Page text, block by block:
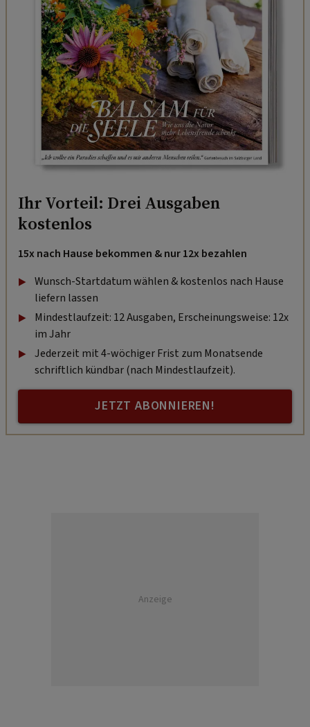
Ihr Vorteil: Drei Ausgaben
kostenlos
15x nach Hause bekommen & nur 12x bezahlen
Wunsch-Startdatum wählen & kostenlos nach Hause
liefern lassen
Mindestlaufzeit: 12 Ausgaben, Erscheinungsweise: 12x
im Jahr
Jederzeit mit 4-wöchiger Frist zum Monatsende
schriftlich kündbar (nach Mindestlaufzeit).
JETZT ABONNIEREN!
Anzeige